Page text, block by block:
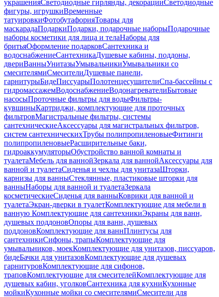
украшенияСветодиодные гирлянды, декорацииСветодиодные
фигуры, игрушкиВременные
татуировкиФотобутафорияТовары для
маскарадаПодаркиПодарки, подарочные наборыПодарочные
наборы косметики для лица и телаНаборы для
бритьяОформление подарковСантехника и
водоснабжениеСантехникаДушевые кабины, поддоны,
двериВанныУнитазыУмывальникиУмывальники со
смесителямиСмесителиДушевые панели,
гарнитурыБидеПиссуарыПолотенцесушителиСпа-бассейны с
гидромассажемВодоснабжениеВодонагревателиБытовые
насосыПроточные фильтры для водыФильтры-
кувшиныКартриджи, комплектующие для проточных
фильтровМагистральные фильтры, системы
сантехническиеАксессуары для магистральных фильтров,
систем сантехническихТрубы полипропиленовыеФитинги
полипропиленовыеРасширительные баки,
гидроаккумуляторыОбустройство ванной комнаты и
туалетаМебель для ваннойЗеркала для ваннойАксессуары для
ванной и туалетаСиденья и чехлы для унитазаШторки,
карнизы для ванныСтеклянные, пластиковые шторки для
ванныНаборы для ванной и туалетаЗеркала
косметическиеСиденья для ванныКоврики для ванной и
туалетаЭкран-дверки в туалетКомплектующие для мебели в
ванную Комплектующие для сантехникиЭкраны для ванн,
душевых поддоновОпоры для ванн, душевых
поддоновКомплектующие для ваннПлинтусы для
сантехникиСифоны, трапыКомплектующие для
умывальников, моекКомплектующие для унитазов, писсуаров,
бидеБачки для унитазовКомплектующие для душевых
гарнитуровКомплектующие для сифонов,
траповКомплектующие для смесителейКомплектующие для
душевых кабин, уголковСантехника для кухниКухонные
мойкиКухонные мойки со смесителямиСмесители для